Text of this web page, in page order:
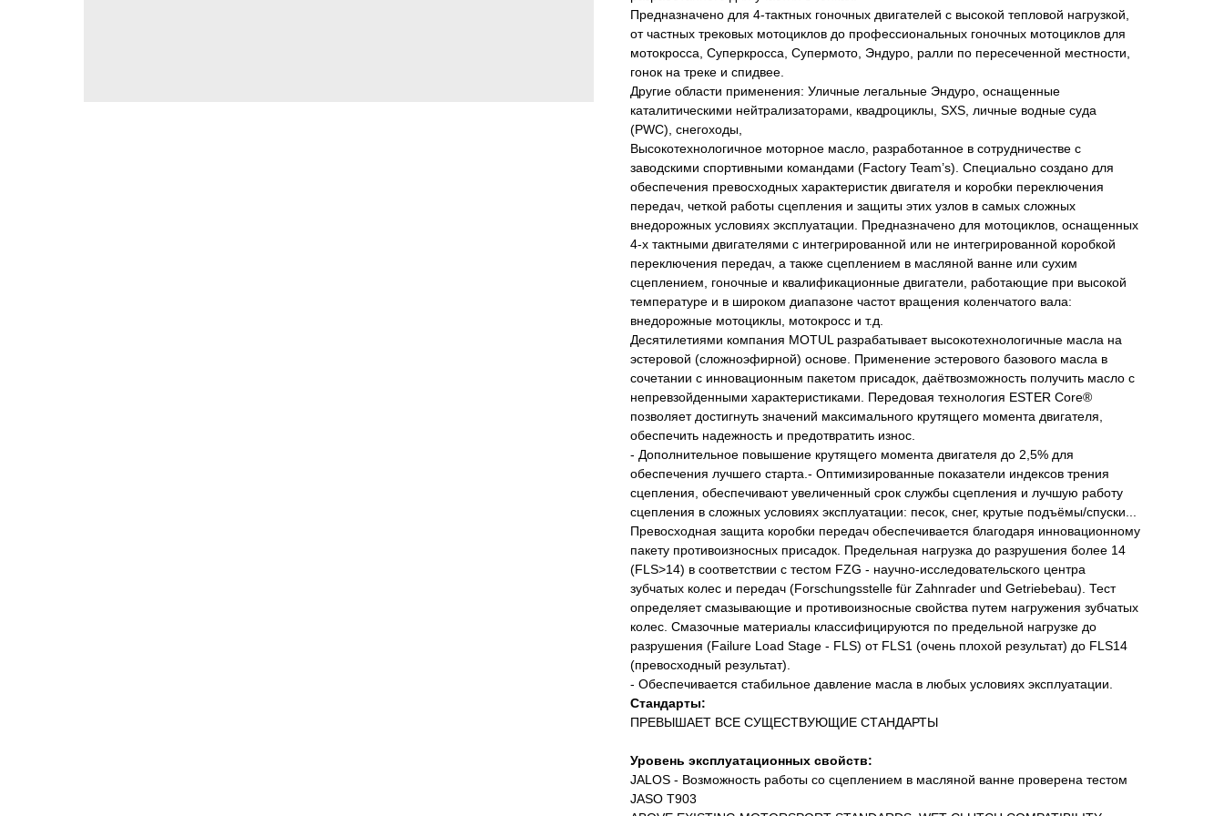
Предназначено для 4-тактных гоночных двигателей с высокой тепловой нагрузкой,
от частных трековых мотоциклов до профессиональных гоночных мотоциклов для
мотокросса, Суперкросса, Супермото, Эндуро, ралли по пересеченной местности,
гонок на треке и спидвее.
Другие области применения: Уличные легальные Эндуро, оснащенные
каталитическими нейтрализаторами, квадроциклы, SXS, личные водные суда
(PWC), снегоходы,
Высокотехнологичное моторное масло, разработанное в сотрудничестве с
заводскими спортивными командами (Factory Team’s). Специально создано для
обеспечения превосходных характеристик двигателя и коробки переключения
передач, четкой работы сцепления и защиты этих узлов в самых сложных
внедорожных условиях эксплуатации. Предназначено для мотоциклов, оснащенных
4-х тактными двигателями с интегрированной или не интегрированной коробкой
переключения передач, а также сцеплением в масляной ванне или сухим
сцеплением, гоночные и квалификационные двигатели, работающие при высокой
температуре и в широком диапазоне частот вращения коленчатого вала:
внедорожные мотоциклы, мотокросс и т.д.
Десятилетиями компания MOTUL разрабатывает высокотехнологичные масла на
эстеровой (сложноэфирной) основе. Применение эстерового базового масла в
сочетании с инновационным пакетом присадок, даётвозможность получить масло с
непревзойденными характеристиками. Передовая технология ESTER Core®
позволяет достигнуть значений максимального крутящего момента двигателя,
обеспечить надежность и предотвратить износ.
- Дополнительное повышение крутящего момента двигателя до 2,5% для
обеспечения лучшего старта.- Оптимизированные показатели индексов трения
сцепления, обеспечивают увеличенный срок службы сцепления и лучшую работу
сцепления в сложных условиях эксплуатации: песок, снег, крутые подъёмы/спуски...
Превосходная защита коробки передач обеспечивается благодаря инновационному
пакету противоизносных присадок. Предельная нагрузка до разрушения более 14
(FLS>14) в соответствии с тестом FZG - научно-исследовательского центра
зубчатых колес и передач (Forschungsstelle für Zahnrader und Getriebebau). Тест
определяет смазывающие и противоизносные свойства путем нагружения зубчатых
колес. Смазочные материалы классифицируются по предельной нагрузке до
разрушения (Failure Load Stage - FLS) от FLS1 (очень плохой результат) до FLS14
(превосходный результат).
- Обеспечивается стабильное давление масла в любых условиях эксплуатации.
Стандарты:
ПРЕВЫШАЕТ ВСЕ СУЩЕСТВУЮЩИЕ СТАНДАРТЫ
Уровень эксплуатационных свойств:
JALOS - Возможность работы со сцеплением в масляной ванне проверена тестом
JASO T903